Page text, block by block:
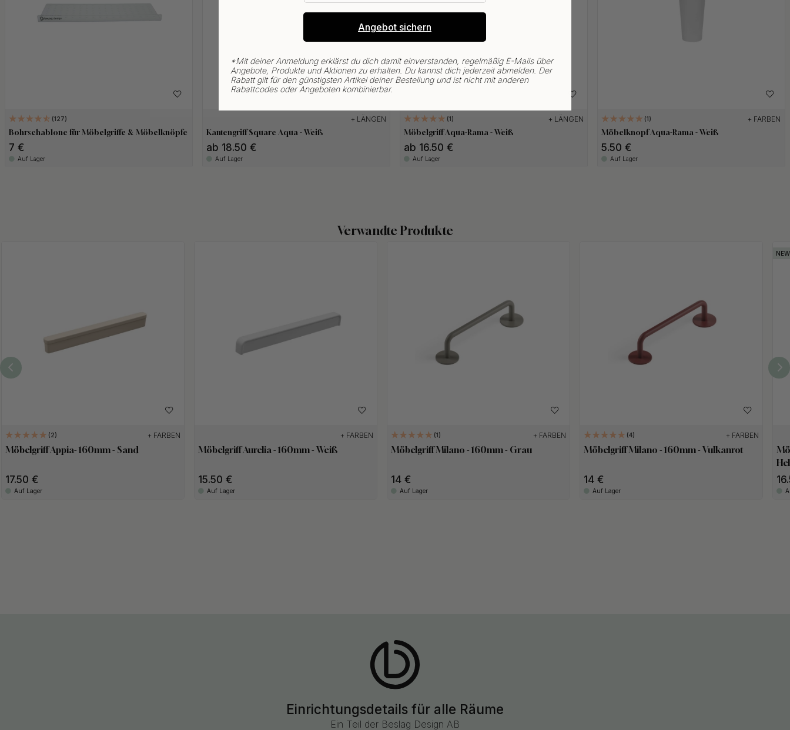
127
Bohrschablone für Möbelgriffe & Möbelknöpfe
7 €
Auf Lager
+ LÄNGEN
Kantengriff Square Aqua - Weiß
ab 18.50 €
Auf Lager
1 + LÄNGEN
Möbelgriff Aqua-Rama - Weiß
ab 16.50 €
Auf Lager
1 + FARBEN
Möbelknopf Aqua-Rama - Weiß
5.50 €
Auf Lager
Verwandte Produkte
2 + FARBEN
Möbelgriff Appia- 160mm - Sand
17.50
Auf Lager
+ FARBEN
Möbelgriff Aurelia - 160mm - Weiß
15.50
Auf Lager
1 + FARBEN
Möbelgriff Milano - 160mm - Grau
14
Auf Lager
4 + FARBEN
Möbelgriff Milano - 160mm - Vulkanrot
14
Auf Lager
Einrichtungsdetails für alle Räume
Ein Teil der Beslag Design AB
Angebot sichern
*Mit deiner Anmeldung erklärst du dich damit einverstanden, regelmäßig E-Mails über
Angebote, Produkte und Aktionen zu erhalten. Du kannst dich jederzeit abmelden. Der
Rabatt gilt für den günstigsten Artikel deiner Bestellung und ist nicht mit anderen
Rabattcodes oder Angeboten kombinierbar.